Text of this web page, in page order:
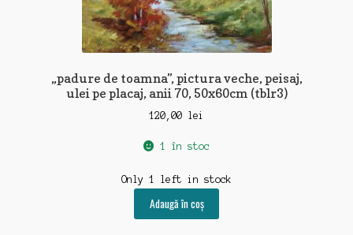
„padure de toamna”, pictura veche, peisaj,
ulei pe placaj, anii 70, 50x60cm (tblr3)
120,00 lei
1 în stoc
Only 1 left in stock
Adaugă în coș